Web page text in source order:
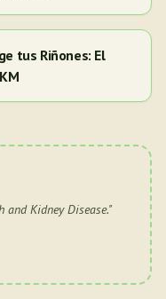
tus Riñones: El
Kidney Disease."